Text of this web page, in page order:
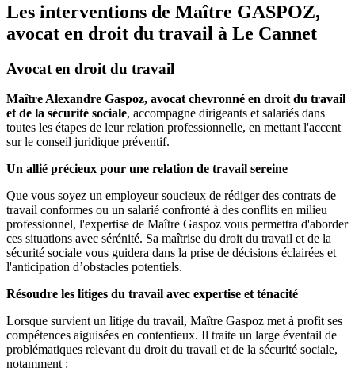
Les interventions de Maître GASPOZ,
avocat en droit du travail à Le Cannet
Avocat en droit du travail
Maître Alexandre Gaspoz, avocat chevronné en droit du travail
et de la sécurité sociale, accompagne dirigeants et salariés dans
toutes les étapes de leur relation professionnelle, en mettant l'accent
sur le conseil juridique préventif.
Un allié précieux pour une relation de travail sereine
Que vous soyez un employeur soucieux de rédiger des contrats de
travail conformes ou un salarié confronté à des conflits en milieu
professionnel, l'expertise de Maître Gaspoz vous permettra d'aborder
ces situations avec sérénité. Sa maîtrise du droit du travail et de la
sécurité sociale vous guidera dans la prise de décisions éclairées et
l'anticipation d’obstacles potentiels.
Résoudre les litiges du travail avec expertise et ténacité
Lorsque survient un litige du travail, Maître Gaspoz met à profit ses
compétences aiguisées en contentieux. Il traite un large éventail de
problématiques relevant du droit du travail et de la sécurité sociale,
notamment :